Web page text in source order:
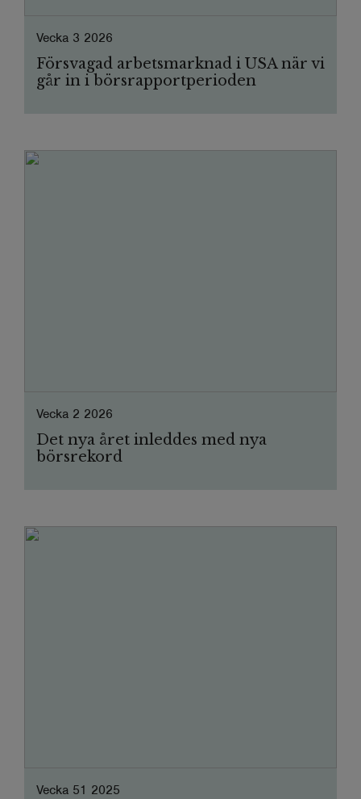
Vecka 3 2026
Försvagad arbetsmarknad i USA när vi
går in i börsrapportperioden
Vecka 2 2026
Det nya året inleddes med nya
börsrekord
Vecka 51 2025